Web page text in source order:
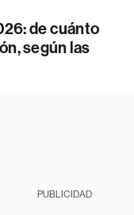
de cuánto
según las
PUBLICIDAD